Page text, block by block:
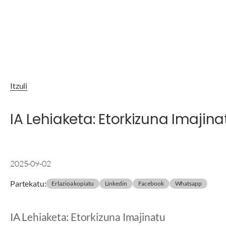
Itzuli
IA Lehiaketa: Etorkizuna
2025-09-02
Partekatu: Erlazioa kopiatu Linkedin Facebook Whatsapp
IA Lehiaketa: Etorkizuna Imajinatu